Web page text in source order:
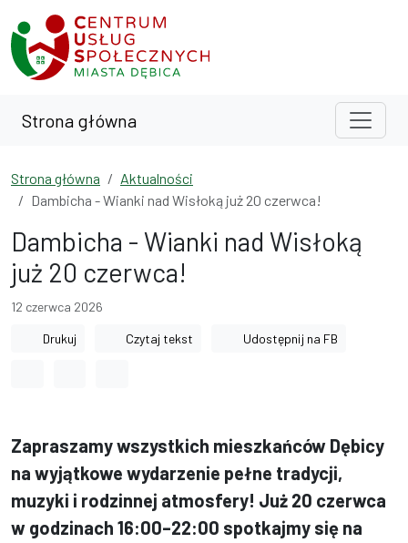
Przejdź do treści
Przejdź do wyszukiwarki
Strona główna
Strona główna
Aktualności
Dambicha - Wianki nad Wisłoką już 20 czerwca!
Dambicha - Wianki nad Wisłoką
już 20 czerwca!
12 czerwca 2026
Drukuj Czytaj tekst Udostępnij na FB
Zapraszamy wszystkich mieszkańców Dębicy
na wyjątkowe wydarzenie pełne tradycji,
muzyki i rodzinnej atmosfery! Już 20 czerwca
w godzinach 16:00–22:00 spotkajmy się na